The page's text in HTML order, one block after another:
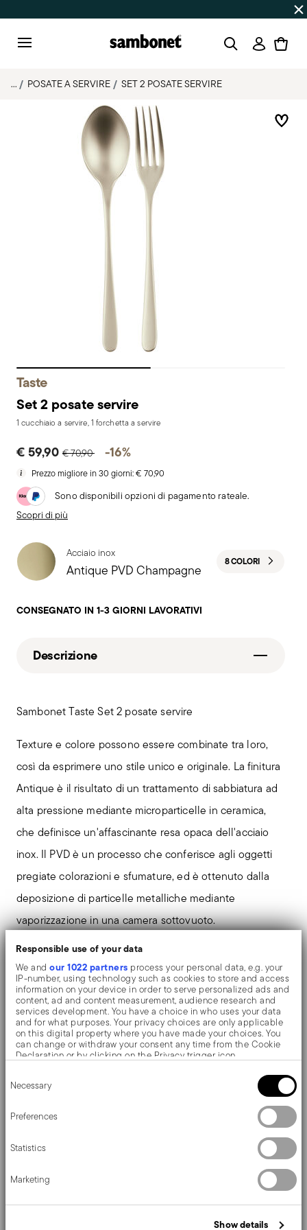
Responsible use of your data
We andour 1022 partners process your personal data, e.g. your
IP-number, using technology such as cookies to store and access
information on your device in order to serve personalized ads and
content, ad and content measurement, audience research and
services development. You have a choice in who uses your data
and for what purposes. Your privacy choices are only applicable
on this digital property where you have made your choices. You
can change or withdraw your consent any time from the Cookie
Declaration or by clicking on the Privacy trigger icon.
Collect information about your geographical location
Identify your device by actively scanning it for specific
characteristics (fingerprinting)
Find out more about how your personal data is processed and set
your preferences in the
We use cookies to personalise content and ads, to provide social
media features and to analyse our traffic. We also share
information about your use of our site with our social media,
advertising and analytics partners who may combine it with other
Selection
Necessary
Preferences
Statistics
Marketing
Show details
Fino al -50% | Ordini dal 7 al 16 agosto:
Accedi
... POSATE A SERVIRE SET 2 POSATE SERVIRE
Taste
Set 2 posate servire
1 cucchiaio a servire, 1 forchetta a servire
€ 59,90 € 70,90 -16%
Prezzo migliore in 30 giorni:€ 70,90
Sono disponibili opzioni di pagamento rateale.
Scopri di più
Acciaio inox
Antique PVD Champagne 8 COLORI
CONSEGNATO IN 1-3 GIORNI LAVORATIVI
Descrizione
Sambonet Taste Set 2 posate servire
Texture e colore possono essere combinate tra loro,
così da esprimere uno stile unico e originale. La finitura
Antique è il risultato di un trattamento di sabbiatura ad
alta pressione mediante microparticelle in ceramica,
che definisce un'affascinante resa opaca dell'acciaio
inox. Il PVD è un processo che conferisce agli oggetti
pregiate colorazioni e sfumature, ed è ottenuto dalla
deposizione di particelle metalliche mediante
vaporizzazione in una camera sottovuoto.
Il coltello monoblocco viene realizzato come un unico
pezzo di acciaio. A differenza del coltello a manico
cavo, composto da due parti, qui non si notano
interruzioni tra il manico e lama e, impugnando queste
tipologie di coltelli, si percepisce una piacevole
Un design essenziale e minimalista che produce un
forte impatto emozionale. La sinuosa forma a goccia di
Sambonet Taste invita a provarla!